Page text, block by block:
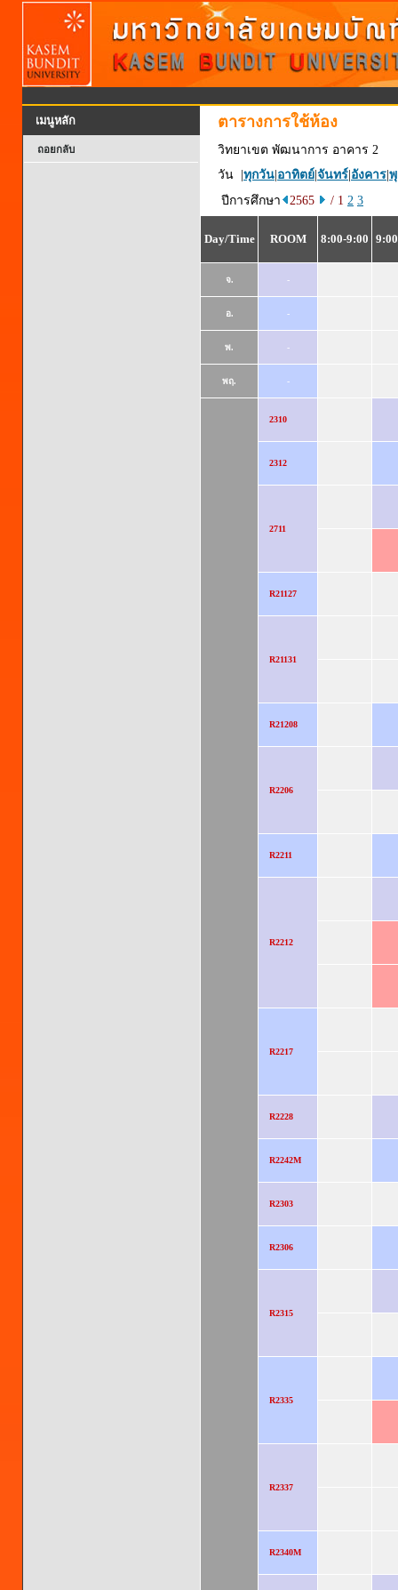
เมนูหลัก
ถอยกลับ
ตารางการใช้ห้อง
วิทยาเขต พัฒนาการ อาคาร 2
วัน | ทุกวัน อาทิตย์ จันทร์ อังคาร
ปีการศึกษา
2565 / 1 2 3
Day/Time ROOM 8:00-9:00
จ. -
อ. -
พ. -
พฤ. -
2310
2312
2711
R21127
R21131
R21208
R2206
R2211
R2212
R2217
R2228
R2242M
R2303
R2306
R2315
R2335
R2337
R2340M